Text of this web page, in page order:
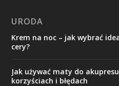
URODA
Krem na noc – jak wybrać
cery?
Jak używać maty do
korzyściach i błędach